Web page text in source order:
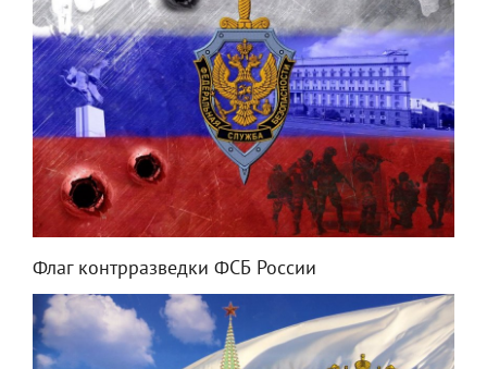
Флаг контрразведки ФСБ России